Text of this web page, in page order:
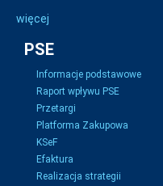
więcej
PSE
Informacje podstawowe
Raport wpływu PSE
Przetargi
Platforma Zakupowa
KSeF
Efaktura
Realizacja strategii